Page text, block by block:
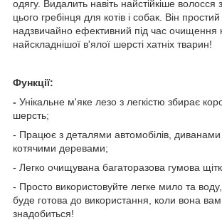
одягу. Видалить навіть найстійкіше
цього гребінця для котів і собак. Він
надзвичайно ефективний під час очищення
найскладнішої в'ялої шерсті хатніх тварин!
Функції:
- Унікальне м'яке лезо з легкістю збирає
шерсть;
- Працює з деталями автомобілів, диванами
котячими деревами;
- Легко очищувана багаторазова гумова
- Просто використовуйте легке мило та
буде готова до використання, коли вона
знадобиться!